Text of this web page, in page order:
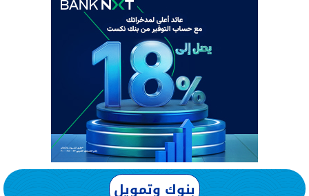
بنوك وتمويل